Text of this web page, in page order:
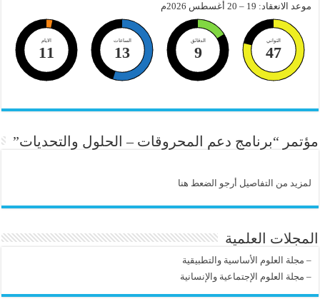
موعد الانعقاد: 19 – 20 أغسطس 2026م
الايام
11
الساعات
13
الدقائق
9
الثواني
46
مؤتمر “برنامج دعم المحروقات – الحلول والتحديات”
لمزيد من التفاصيل أرجو الضعط هنا
المجلات العلمية
– مجلة العلوم الأساسية والتطبيقية
– مجلة العلوم الإجتماعية والإنسانية